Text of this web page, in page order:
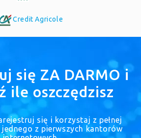
Credit Agricole
się ZA DARMO i
ile oszczędzisz
się i korzystaj z pełnej
z pierwszych kantorów